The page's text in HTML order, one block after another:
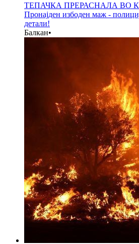
ТЕПАЧКА ПРЕРАСНАЛА ВО
Пронајден избоден маж -
детали!
Балкан•